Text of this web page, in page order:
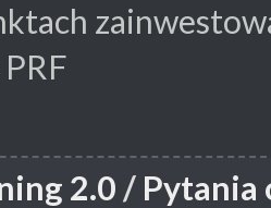
2.0 / Pytania